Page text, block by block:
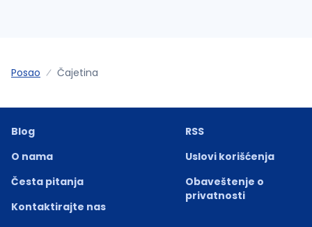
Posao Čajetina
Blog
O nama
Česta pitanja
Kontaktirajte nas
RSS
Uslovi korišćenja
Obaveštenje o
privatnosti